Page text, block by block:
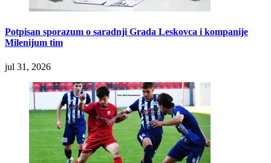
Potpisan sporazum o saradnji Grada Leskovca i kompanije
Milenijum tim
jul 31, 2026